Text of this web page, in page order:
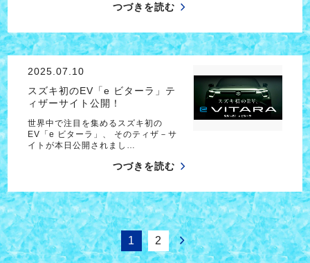
つづきを読む
2025.07.10
スズキ初のEV「e ビターラ」テ
ィザーサイト公開！
世界中で注目を集めるスズキ初の
EV「e ビターラ」、 そのティザ－サ
イトが本日公開されまし…
つづきを読む
1 2